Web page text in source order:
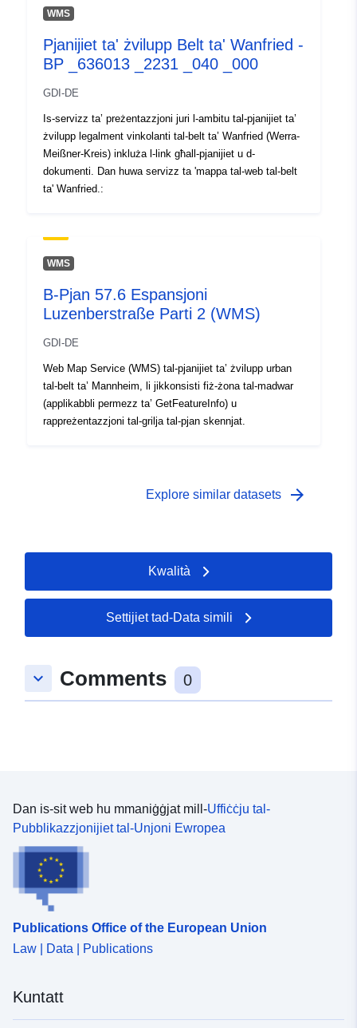
WMS
Pjanijiet ta' żvilupp Belt ta' Wanfried -
BP _636013 _2231 _040 _000
GDI-DE
Is-servizz ta’ preżentazzjoni juri l-ambitu tal-pjanijiet ta’
żvilupp legalment vinkolanti tal-belt ta’ Wanfried (Werra-
Meißner-Kreis) inkluża l-link għall-pjanijiet u d-
dokumenti. Dan huwa servizz ta 'mappa tal-web tal-belt
ta' Wanfried.:
WMS
B-Pjan 57.6 Espansjoni
Luzenberstraße Parti 2 (WMS)
GDI-DE
Web Map Service (WMS) tal-pjanijiet ta’ żvilupp urban
tal-belt ta’ Mannheim, li jikkonsisti fiż-żona tal-madwar
(applikabbli permezz ta’ GetFeatureInfo) u
rappreżentazzjoni tal-grilja tal-pjan skennjat.
Explore similar datasets arrow_forward
Kwalità
Settijiet tad-Data simili
keyboard_arrow_down Comments 0
Dan is-sit web hu mmaniġġjat mill-Uffiċċju tal-
Pubblikazzjonijiet tal-Unjoni Ewropea
Publications Office of the European Union
Law | Data | Publications
Kuntatt